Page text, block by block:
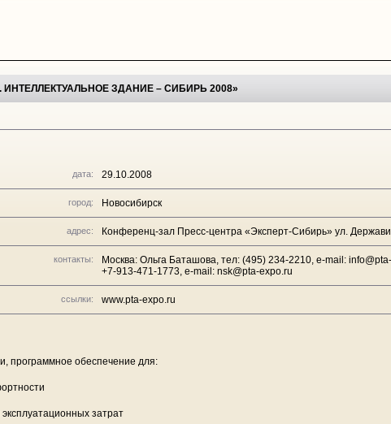
ЗДАНИЕ – СИБИРЬ 2008»
дата: 29.10.2008
город: Новосибирск
адрес: Конференц-зал Пресс-центра «Эксперт-Сибирь» ул.
контакты:
Москва: Ольга Баташова, тел: (495) 234-2210, e-mail:
+7-913-471-1773, e-mail: nsk@pta-expo.ru
ссылки: www.pta-expo.ru
программное обеспечение для:
затрат